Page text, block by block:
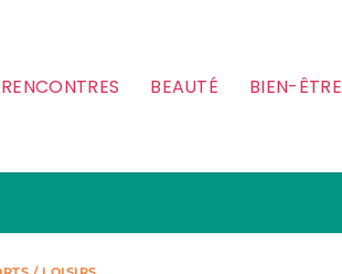
RENCONTRES BEAUTÉ BIEN-ÊTRE